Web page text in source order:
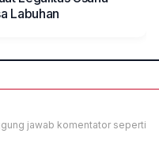
Labuhan
jawab komentator seperti